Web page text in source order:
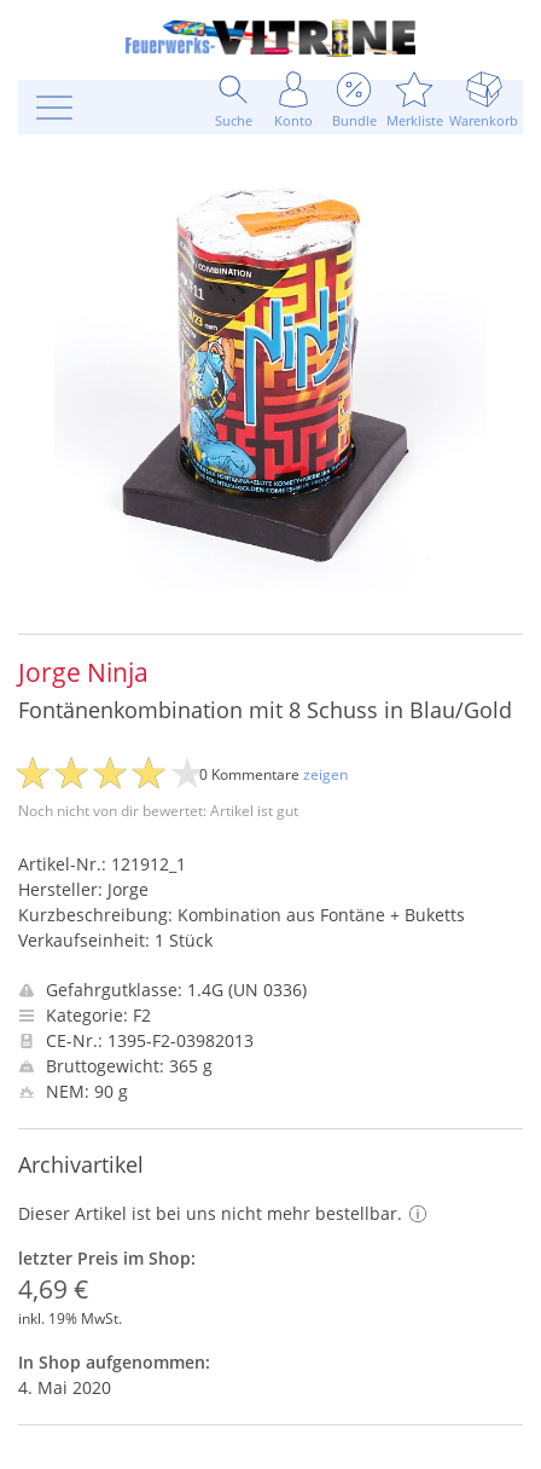
Suche Konto Bundle Merkliste Warenkorb
Jorge Ninja
Fontänenkombination mit 8 Schuss in Blau/Gold
Noch nicht von dir bewertet: Artikel ist gut
0 Kommentare zeigen
Artikel-Nr.: 121912_1
Hersteller: Jorge
Kurzbeschreibung: Kombination aus Fontäne + Buketts
Verkaufseinheit: 1 Stück
Gefahrgutklasse: 1.4G (UN 0336)
Kategorie: F2
CE-Nr.: 1395-F2-03982013
Bruttogewicht: 365 g
NEM: 90 g
Archivartikel
Dieser Artikel ist bei uns nicht mehr bestellbar.
letzter Preis im Shop:
4,69 €
inkl. 19% MwSt.
In Shop aufgenommen:
4. Mai 2020